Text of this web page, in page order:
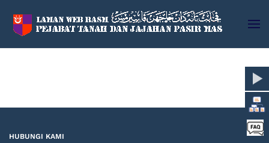
Skip to main content
HUBUNGI KAMI